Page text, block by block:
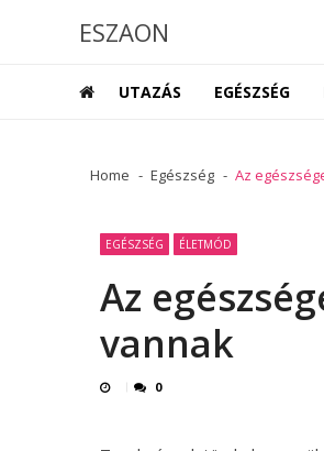
ESZAON
UTAZÁS EGÉSZSÉG
Home Egészség Az
EGÉSZSÉG ÉLETMÓD
Az
vannak
0